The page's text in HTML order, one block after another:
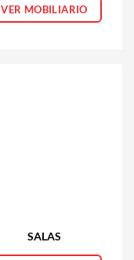
VER MOBILIARIO
SALAS